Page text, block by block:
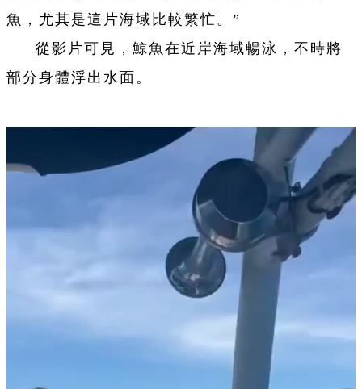
魚，尤其是這片海域比較繁忙。”
從影片可見，鯨魚在近岸海域暢泳，不時將
部分身體浮出水面。